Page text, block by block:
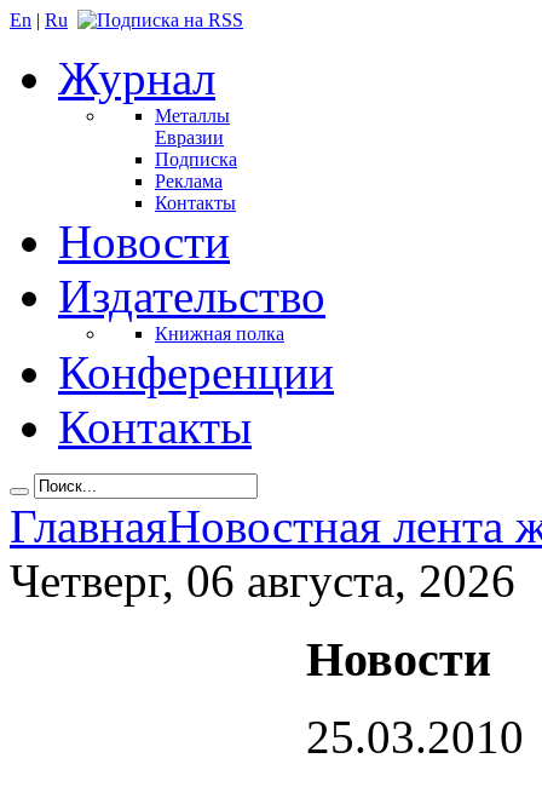
En | Ru
Журнал
Металлы
Евразии
Подписка
Реклама
Контакты
Новости
Издательство
Книжная полка
Конференции
Контакты
ГлавнаяНовостная лента
Четверг, 06 августа, 2026
Новости
25.03.2010